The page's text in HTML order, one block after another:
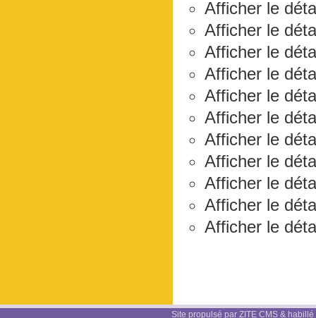
Afficher le
Afficher le
Afficher le
Afficher le
Afficher le
Afficher le
Afficher le
Afficher le
Afficher le
Afficher le
Afficher le
Site propulsé par ZITE CMS &